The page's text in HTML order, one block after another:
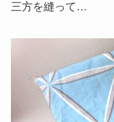
三方を縫って…